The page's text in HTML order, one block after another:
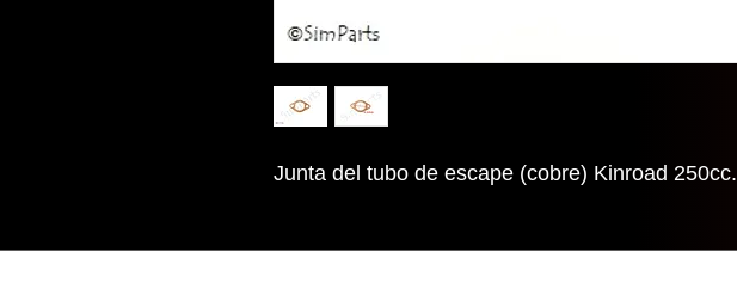
Junta del tubo de escape (cobre) Kinroad 250cc.